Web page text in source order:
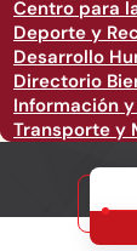
Centro para
Deporte y
Desarrollo
Directorio
Información
Transporte y